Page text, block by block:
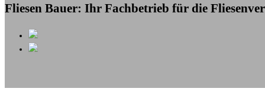
Fliesen Bauer: Ihr Fachbetrieb für die